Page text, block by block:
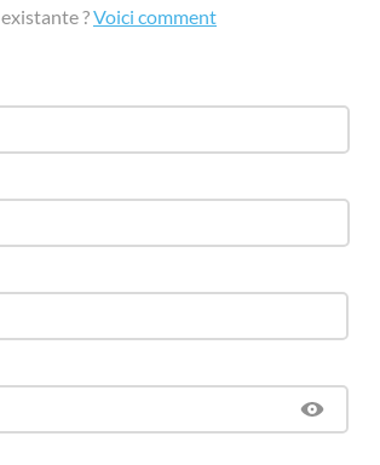
existante ?Voici comment